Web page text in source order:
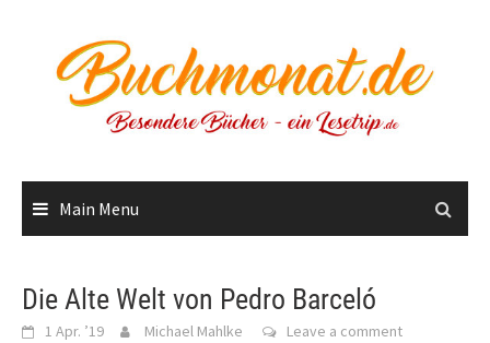
content
Main Menu
Die Alte Welt von Pedro Barceló
1 Apr. ’19 Michael Mahlke Leave a comment